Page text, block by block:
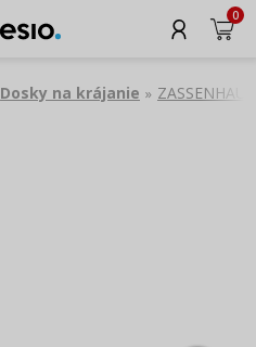
0
Dosky na krájanie »